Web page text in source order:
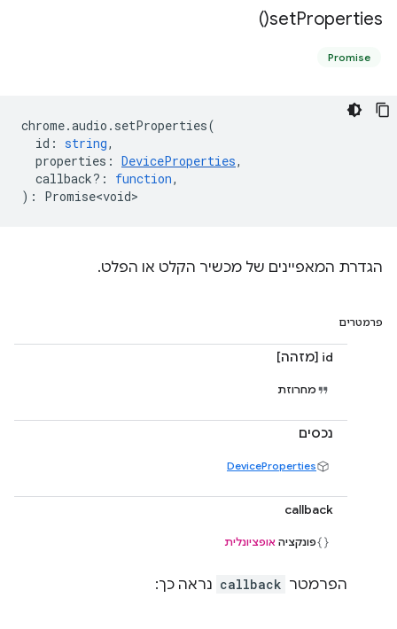
setProperties(
)
Promise
chrome.audio . setProperties(
id : string,
properties : DeviceProperties,
callback? : function,
) : Promise<void>
הגדרת המאפיינים של מכשיר הקלט או הפלט.
פרמטרים
id [מזהה]
מחרוזת
נכסים
DeviceProperties
callback
פונקציה אופציונלית
הפרמטר callback נראה כך: